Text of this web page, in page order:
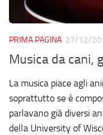
PRIMA PAGINA 27/12/
Musica da cani,
La musica piace agli
soprattutto se è
parlavano già diversi
della University of